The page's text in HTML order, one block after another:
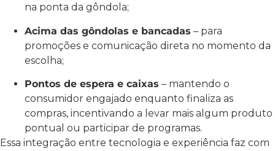
na ponta da gôndola;
Acima das gôndolas e bancadas – para
promoções e comunicação direta no momento da
escolha;
Pontos de espera e caixas – mantendo o
consumidor engajado enquanto finaliza as
compras, incentivando a levar mais algum produto
pontual ou participar de programas.
Essa integração entre tecnologia e experiência faz com